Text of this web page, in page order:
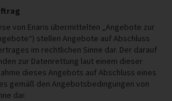
von Enaris übermittelten „Angebote zur
stellen Angebote auf Abschluss
im rechtlichen Sinne dar. Der darauf
zur Datenrettung laut einem dieser
dieses Angebots auf Abschluss eines
gemäß den Angebotsbedingungen von
dar.